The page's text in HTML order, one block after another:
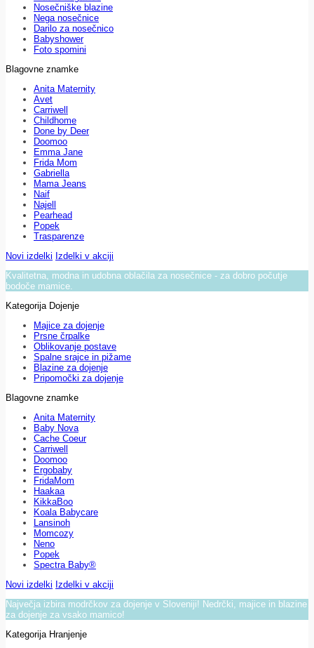
Nosečniške blazine
Nega nosečnice
Darilo za nosečnico
Babyshower
Foto spomini
Blagovne znamke
Anita Maternity
Avet
Carriwell
Childhome
Done by Deer
Doomoo
Emma Jane
Frida Mom
Gabriella
Mama Jeans
Naif
Najell
Pearhead
Popek
Trasparenze
Novi izdelki Izdelki v akciji
Kvalitetna, modna in udobna oblačila za nosečnice - za dobro počutje
bodoče mamice.
Kategorija Dojenje
Majice za dojenje
Prsne črpalke
Oblikovanje postave
Spalne srajce in pižame
Blazine za dojenje
Pripomočki za dojenje
Blagovne znamke
Anita Maternity
Baby Nova
Cache Coeur
Carriwell
Doomoo
Ergobaby
FridaMom
Haakaa
KikkaBoo
Koala Babycare
Lansinoh
Momcozy
Neno
Popek
Spectra Baby®
Novi izdelki Izdelki v akciji
Največja izbira modrčkov za dojenje v Sloveniji! Nedrčki, majice in blazine
za dojenje za vsako mamico!
Kategorija Hranjenje